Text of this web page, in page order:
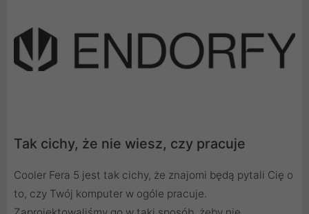
Tak cichy, że nie wiesz, czy pracuje
Cooler Fera 5 jest tak cichy, że znajomi będą pytali Cię o
to, czy Twój komputer w ogóle pracuje.